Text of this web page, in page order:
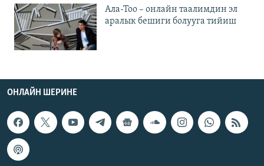
Ала-Тоо – онлайн таалимдин эл
аралык бешиги болууга тийиш
ОНЛАЙН ШЕРИНЕ